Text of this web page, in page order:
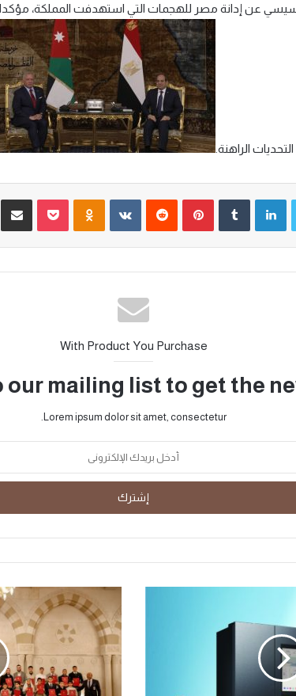
عن إدانة مصر للهجمات التي استهدفت المملكة، مؤكدا
الراهنة.
With Product You Purchase
our mailing list to get the
Lorem ipsum dolor sit amet, consectetur.